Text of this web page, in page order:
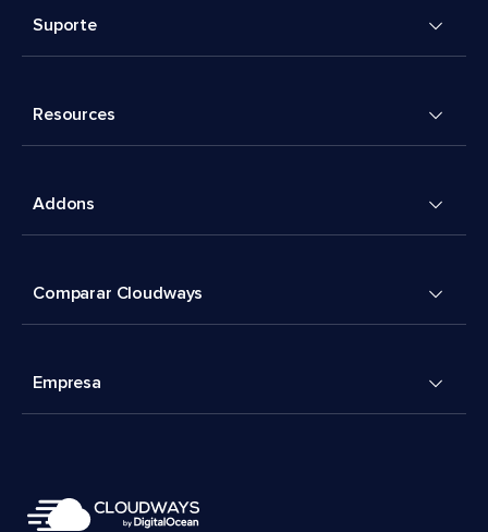
Suporte
Resources
Addons
Comparar Cloudways
Empresa